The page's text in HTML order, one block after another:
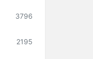
3796
2195